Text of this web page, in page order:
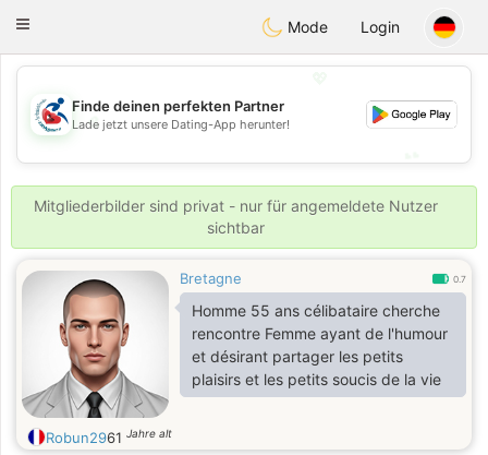
Handi Space
Toggle
Mode Login
💖
💕
Finde deinen perfekten Partner
Lade jetzt unsere Dating-App herunter!
Mitgliederbilder sind privat - nur für angemeldete Nutzer
sichtbar
Bretagne 0.7
Homme 55 ans célibataire cherche
rencontre Femme ayant de l'humour
et désirant partager les petits
plaisirs et les petits soucis de la vie
Robun2961 Jahre alt